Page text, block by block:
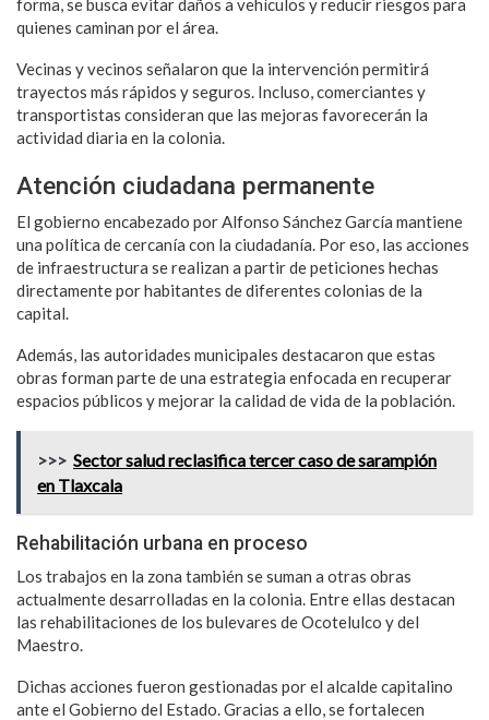
forma, se busca evitar daños a vehículos y reducir riesgos para
quienes caminan por el área.
Vecinas y vecinos señalaron que la intervención permitirá
trayectos más rápidos y seguros. Incluso, comerciantes y
transportistas consideran que las mejoras favorecerán la
actividad diaria en la colonia.
Atención ciudadana permanente
El gobierno encabezado por Alfonso Sánchez García mantiene
una política de cercanía con la ciudadanía. Por eso, las acciones
de infraestructura se realizan a partir de peticiones hechas
directamente por habitantes de diferentes colonias de la
capital.
Además, las autoridades municipales destacaron que estas
obras forman parte de una estrategia enfocada en recuperar
espacios públicos y mejorar la calidad de vida de la población.
>>> Sector salud reclasifica tercer caso de sarampión
en Tlaxcala
Rehabilitación urbana en proceso
Los trabajos en la zona también se suman a otras obras
actualmente desarrolladas en la colonia. Entre ellas destacan
las rehabilitaciones de los bulevares de Ocotelulco y del
Maestro.
Dichas acciones fueron gestionadas por el alcalde capitalino
ante el Gobierno del Estado. Gracias a ello, se fortalecen